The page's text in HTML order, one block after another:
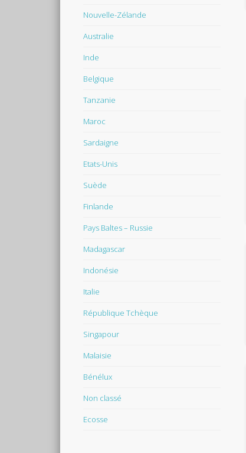
Nouvelle-Zélande
Australie
Inde
Belgique
Tanzanie
Maroc
Sardaigne
Etats-Unis
Suède
Finlande
Pays Baltes – Russie
Madagascar
Indonésie
Italie
République Tchèque
Singapour
Malaisie
Bénélux
Non classé
Ecosse